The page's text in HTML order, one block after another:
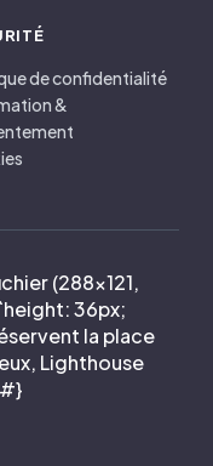
de confidentialité
&
(288×121,
36px;
la place
Lighthouse